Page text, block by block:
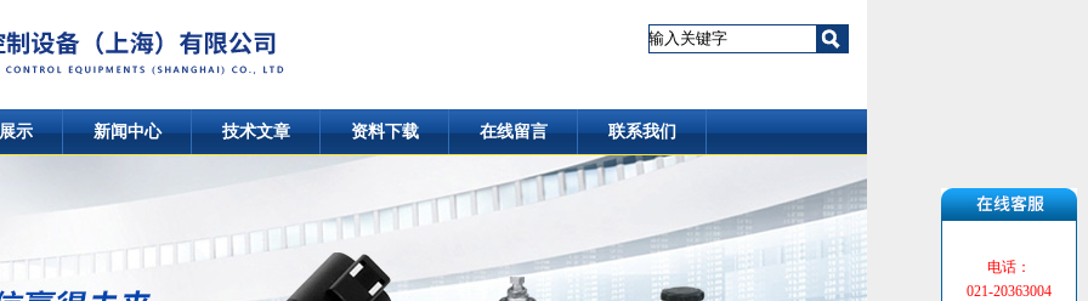
示 新闻中心 技术文章 资料下载 在线留言 联系我们
电话：
021-20363004